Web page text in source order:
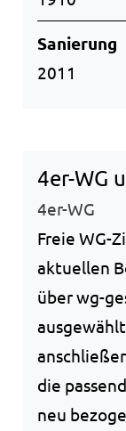
Sanierung
2011
4er-WG
4er-WG
Freie WG-
aktuellen
über wg-
die
neu